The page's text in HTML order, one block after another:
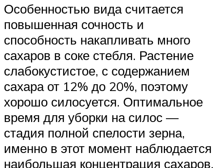
Особенностью вида считается
повышенная сочность и
способность накапливать много
сахаров в соке стебля. Растение
слабокустистое, с содержанием
сахара от 12% до 20%, поэтому
хорошо силосуется. Оптимальное
время для уборки на силос —
стадия полной спелости зерна,
именно в этот момент наблюдается
наибольшая концентрация сахаров.